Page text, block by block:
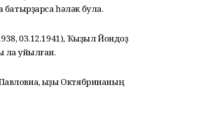
һәләк була.
03.12.1941), Ҡыҙыл Йондоҙ
ҡуйылған.
ҡыҙы Октябринаның